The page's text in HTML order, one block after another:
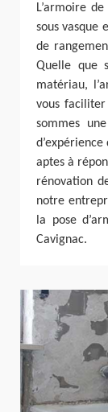
L’armoire
sous vasque
de
Quelle que
matériau,
vous
sommes
aptes à
rénovation
notre
la pose
Cavignac.